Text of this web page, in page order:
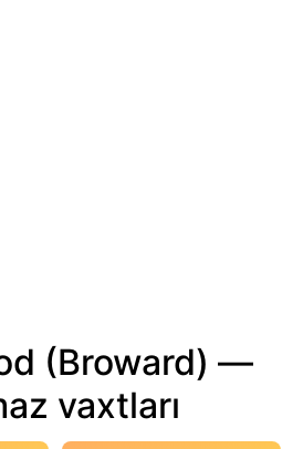
(Broward) —
vaxtları